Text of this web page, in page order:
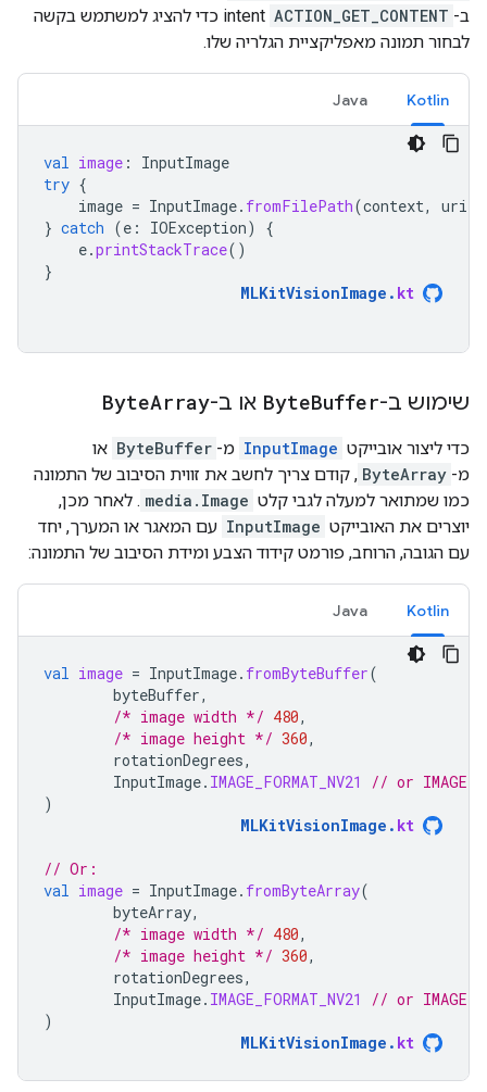
ב- ACTION_GET_CONTENT
intent כדי להציג למשתמש בקשה
לבחור תמונה מאפליקציית הגלריה שלו.
Kotlin
Java
val image :
InputImage
try {
image = InputImage. fromFilePath(context, uri
} catch (e : IOException)
{
e.printStackTrace()
}
MLKitVisionImage . kt
שימוש ב- ByteBuffer או ב- ByteArray
כדי ליצור אובייקט InputImage מ- ByteBuffer או
מ- ByteArray , קודם צריך לחשב את זווית הסיבוב של התמונה
כמו שמתואר למעלה לגבי קלט media.Image . לאחר מכן,
יוצרים את האובייקט InputImage עם המאגר או המערך, יחד
עם הגובה, הרוחב, פורמט קידוד הצבע ומידת הסיבוב של התמונה:
Kotlin
Java
val image = InputImage. fromByteBuffer(
byteBuffer,
/* image width */ 480,
/* image height */ 360,
rotationDegrees,
InputImage. IMAGE_FORMAT_NV21
// or
)
MLKitVisionImage . kt
// Or:
val image = InputImage. fromByteArray(
byteArray,
/* image width */ 480,
/* image height */ 360,
rotationDegrees,
InputImage. IMAGE_FORMAT_NV21
// or
)
MLKitVisionImage . kt